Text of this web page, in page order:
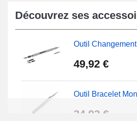
Un bracelet peut être extrait
montre débutantde la rubrique
ce type de bracelet, une
montre. Inspectez tous les
Attache Bracelet Montre
Découvrez ses
Outil
49,92 €
Outil Bracelet
34,92 €